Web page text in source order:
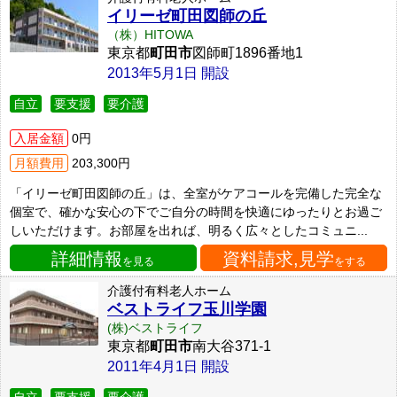
イリーゼ町田図師の丘
（株）HITOWA
東京都町田市図師町1896番地1
2013年5月1日 開設
自立 要支援 要介護
入居金額 0円
月額費用
203,300円
「イリーゼ町田図師の丘」は、全室がケアコールを完備した完全な
個室で、確かな安心の下でご自分の時間を快適にゆったりとお過ご
しいただけます。お部屋を出れば、明るく広々としたコミュニ...
詳細情報 を見る 資料請求,見学をする
介護付有料老人ホーム
ベストライフ玉川学園
(株)ベストライフ
東京都町田市南大谷371-1
2011年4月1日 開設